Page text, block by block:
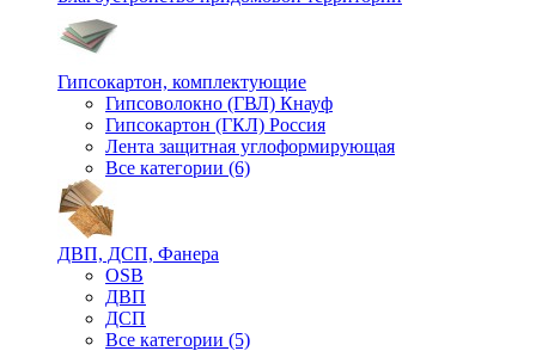
Гипсокартон, комплектующие
Гипсоволокно (ГВЛ) Кнауф
Гипсокартон (ГКЛ) Россия
Лента защитная углоформирующая
Все категории (6)
ДВП, ДСП, Фанера
OSB
ДВП
ДСП
Все категории (5)